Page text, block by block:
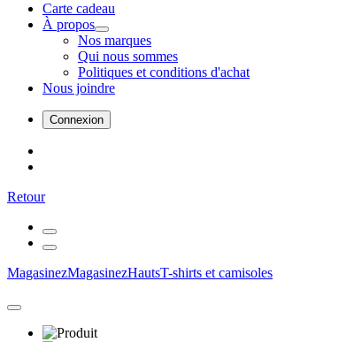
Carte cadeau
À propos
Nos marques
Qui nous sommes
Politiques et conditions d'achat
Nous joindre
Connexion
Retour
MagasinezMagasinezHautsT-shirts et camisoles